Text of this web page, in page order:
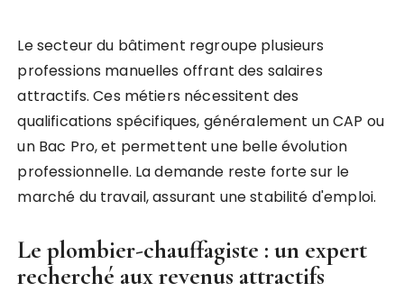
Le secteur du bâtiment regroupe plusieurs
professions manuelles offrant des salaires
attractifs. Ces métiers nécessitent des
qualifications spécifiques, généralement un CAP ou
un Bac Pro, et permettent une belle évolution
professionnelle. La demande reste forte sur le
marché du travail, assurant une stabilité d'emploi.
Le plombier-chauffagiste : un expert
recherché aux revenus attractifs